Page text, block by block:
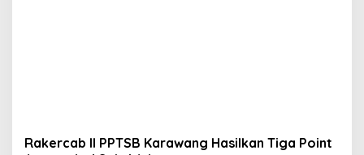
Rakercab II PPTSB Karawang Hasilkan Tiga Point